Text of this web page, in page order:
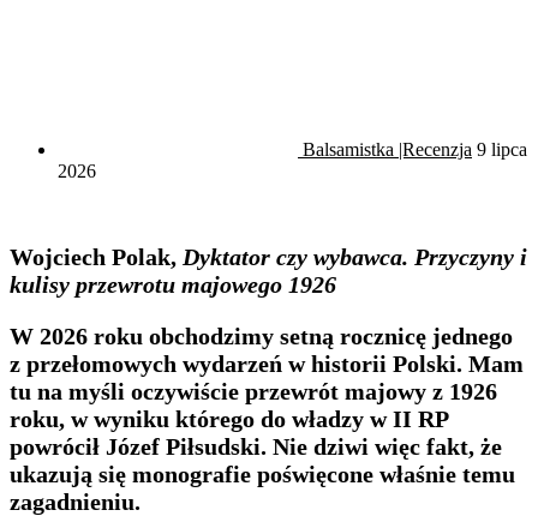
Balsamistka |Recenzja 9 lipca
2026
Wojciech Polak, Dyktator czy wybawca. Przyczyny i
kulisy przewrotu majowego 1926
W 2026 roku obchodzimy setną rocznicę jednego
z przełomowych wydarzeń w historii Polski. Mam
tu na myśli oczywiście przewrót majowy z 1926
roku, w wyniku którego do władzy w II RP
powrócił Józef Piłsudski. Nie dziwi więc fakt, że
ukazują się monografie poświęcone właśnie temu
zagadnieniu.